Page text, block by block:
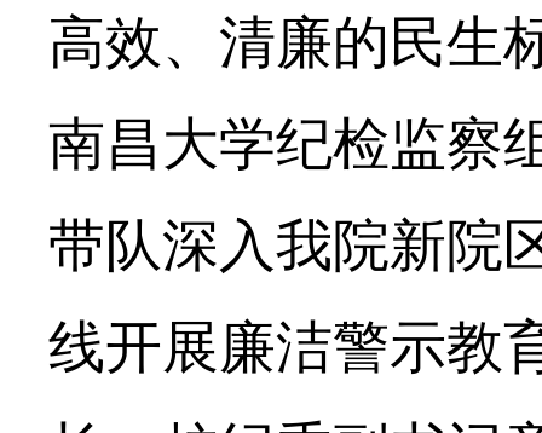
高效、清廉的民生
南昌大学纪检监察
带队深入我院新院
线开展廉洁警示教